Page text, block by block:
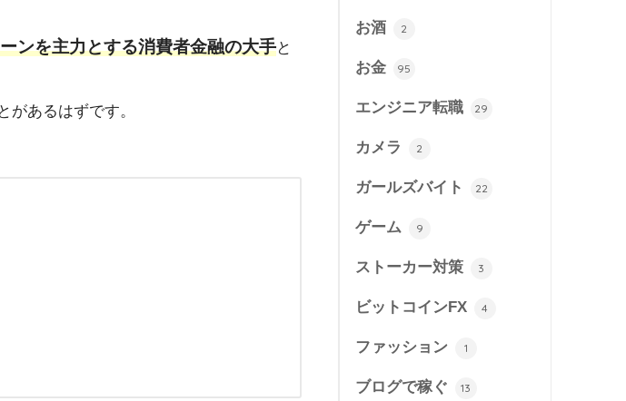
ンを主力とする消費者金融の大手と
あるはずです。
お酒 2
お金 95
エンジニア転職 29
カメラ 2
ガールズバイト 22
ゲーム 9
ストーカー対策 3
ビットコインFX 4
ファッション 1
ブログで稼ぐ 13